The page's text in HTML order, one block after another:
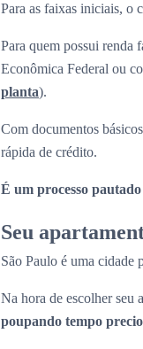
Para as faixas iniciais, o
Para quem possui renda
Econômica Federal ou
planta).
Com documentos
rápida de crédito.
É um processo
Seu
São Paulo é uma cidade
Na hora de escolher seu
poupando tempo